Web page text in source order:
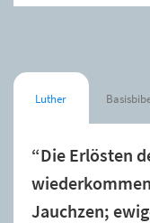
Luther
“Die Erlösten
Jauchzen;